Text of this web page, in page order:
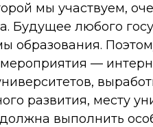
мы участвуем,
Будущее любого
образования.
—
развития, месту
должна выполнить